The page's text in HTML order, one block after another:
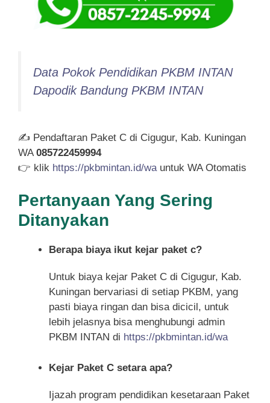
Data Pokok Pendidikan PKBM INTAN
Dapodik Bandung PKBM INTAN
✍ Pendaftaran Paket C di Cigugur, Kab. Kuningan
WA 085722459994
👉 klik https://pkbmintan.id/wa untuk WA Otomatis
Pertanyaan Yang Sering
Ditanyakan
Berapa biaya ikut kejar paket c?
Untuk biaya kejar Paket C di Cigugur, Kab.
Kuningan bervariasi di setiap PKBM, yang
pasti biaya ringan dan bisa dicicil, untuk
lebih jelasnya bisa menghubungi admin
PKBM INTAN di https://pkbmintan.id/wa
Kejar Paket C setara apa?
Ijazah program pendidikan kesetaraan Paket